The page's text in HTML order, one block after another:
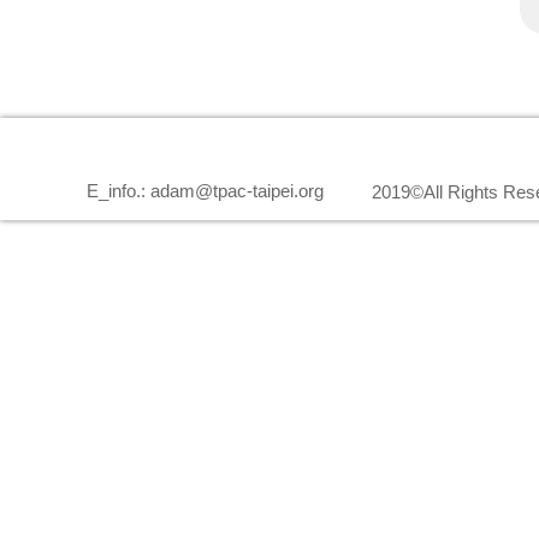
E_info.: adam@tpac-taipei.org 2019©All Rights